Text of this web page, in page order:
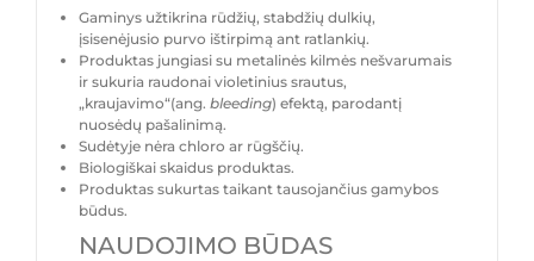
Gaminys užtikrina rūdžių, stabdžių dulkių,
įsisenėjusio purvo ištirpimą ant ratlankių.
Produktas jungiasi su metalinės kilmės nešvarumais
ir sukuria raudonai violetinius srautus,
„kraujavimo“(ang. bleeding) efektą, parodantį
nuosėdų pašalinimą.
Sudėtyje nėra chloro ar rūgščių.
Biologiškai skaidus produktas.
Produktas sukurtas taikant tausojančius gamybos
būdus.
NAUDOJIMO BŪDAS